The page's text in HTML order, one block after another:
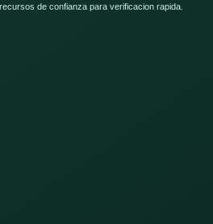
de confianza para verificacion rapida.